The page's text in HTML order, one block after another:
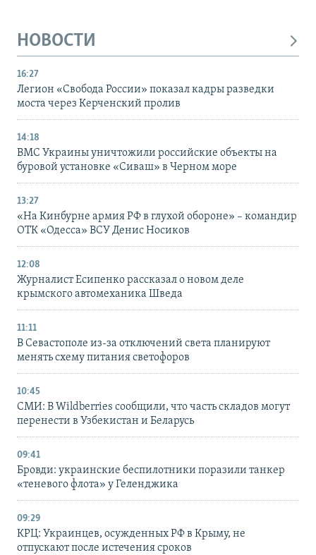
НОВОСТИ
16:27
Легион «Свобода России» показал кадры разведки
моста через Керченский пролив
14:18
ВМС Украины уничтожили российские объекты на
буровой установке «Сиваш» в Черном море
13:27
«На Кинбурне армия РФ в глухой обороне» – командир
ОТК «Одесса» ВСУ Денис Носиков
12:08
Журналист Есипенко рассказал о новом деле
крымского автомеханика Шведа
11:11
В Севастополе из-за отключений света планируют
менять схему питания светофоров
10:45
СМИ: В Wildberries сообщили, что часть складов могут
перенести в Узбекистан и Беларусь
09:41
Бровди: украинские беспилотники поразили танкер
«теневого флота» у Геленджика
09:29
КРЦ: Украинцев, осужденных РФ в Крыму, не
отпускают после истечения сроков